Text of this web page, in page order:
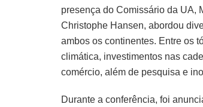
presença do Comissário da UA,
Christophe Hansen, abordou
ambos os continentes. Entre os
climática, investimentos nas
comércio, além de pesquisa e
Durante a conferência, foi